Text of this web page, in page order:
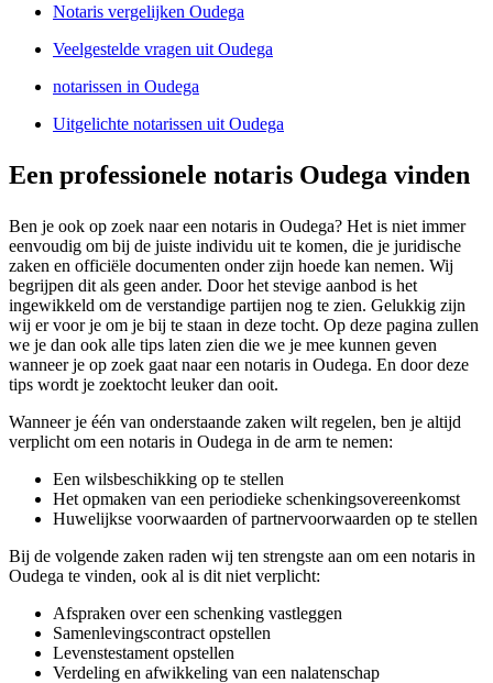
Notaris vergelijken Oudega
Veelgestelde vragen uit Oudega
notarissen in Oudega
Uitgelichte notarissen uit Oudega
Een professionele notaris Oudega vinden
Ben je ook op zoek naar een notaris in Oudega? Het is niet immer
eenvoudig om bij de juiste individu uit te komen, die je juridische
zaken en officiële documenten onder zijn hoede kan nemen. Wij
begrijpen dit als geen ander. Door het stevige aanbod is het
ingewikkeld om de verstandige partijen nog te zien. Gelukkig zijn
wij er voor je om je bij te staan in deze tocht. Op deze pagina zullen
we je dan ook alle tips laten zien die we je mee kunnen geven
wanneer je op zoek gaat naar een notaris in Oudega. En door deze
tips wordt je zoektocht leuker dan ooit.
Wanneer je één van onderstaande zaken wilt regelen, ben je altijd
verplicht om een notaris in Oudega in de arm te nemen:
Een wilsbeschikking op te stellen
Het opmaken van een periodieke schenkingsovereenkomst
Huwelijkse voorwaarden of partnervoorwaarden op te stellen
Bij de volgende zaken raden wij ten strengste aan om een notaris in
Oudega te vinden, ook al is dit niet verplicht:
Afspraken over een schenking vastleggen
Samenlevingscontract opstellen
Levenstestament opstellen
Verdeling en afwikkeling van een nalatenschap